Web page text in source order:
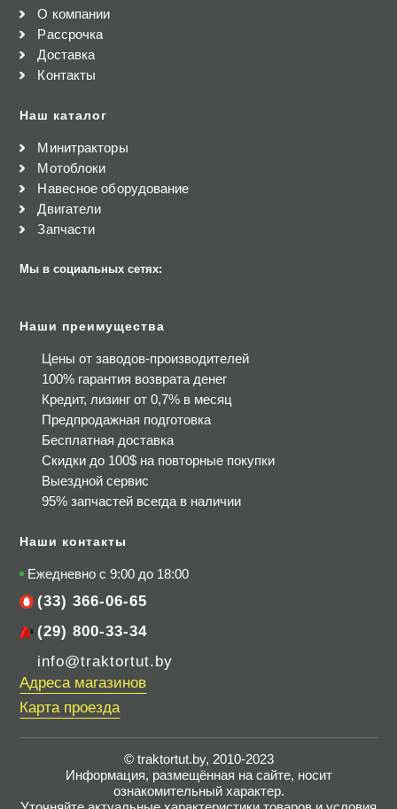
О компании
Рассрочка
Доставка
Контакты
Наш каталог
Минитракторы
Мотоблоки
Навесное оборудование
Двигатели
Запчасти
Мы в социальных сетях:
Наши преимущества
Цены от заводов-производителей
100% гарантия возврата денег
Кредит, лизинг от 0,7% в месяц
Предпродажная подготовка
Бесплатная доставка
Скидки до 100$ на повторные покупки
Выездной сервис
95% запчастей всегда в наличии
Наши контакты
Ежедневно с 9:00 до 18:00
(33) 366-06-65
(29) 800-33-34
info@traktortut.by
Адреса магазинов
Карта проезда
© traktortut.by, 2010-2023
Информация, размещённая на сайте, носит
ознакомительный характер.